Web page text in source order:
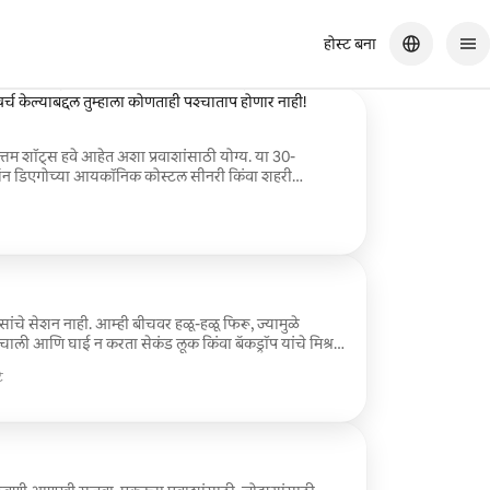
होस्ट बना
शॉट्स हवे आहेत अशा प्रवाशांसाठी योग्य. या 30-
डिएगोच्या आयकॉनिक कोस्टल सीनरी किंवा शहरी
व्हायब्रंट, नॅचरल पोर्ट्रेट्स कॅप्चर करू. समाविष्ट:
संपादित केलेले फोटोज डाऊनलोड लिंकद्वारे
सेशन नाही. आम्ही बीचवर हळू-हळू फिरू, ज्यामुळे
आणि घाई न करता सेकंड लूक किंवा बॅकड्रॉप यांचे मिश्रण
यासाठी योग्य: • ज्या जोडप्यांना
तुम्हाला कोणताही पश्चाताप होणार नाही!